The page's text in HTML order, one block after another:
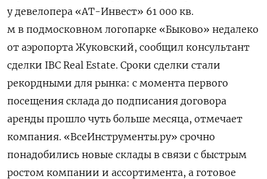
у девелопера «АТ-Инвест» 61 000 кв.
м в подмосковном логопарке «Быково» недалеко
от аэропорта Жуковский, сообщил консультант
сделки IBC Real Estate. Сроки сделки стали
рекордными для рынка: с момента первого
посещения склада до подписания договора
аренды прошло чуть больше месяца, отмечает
компания. «ВсеИнструменты.ру» срочно
понадобились новые склады в связи с быстрым
ростом компании и ассортимента, а готовое